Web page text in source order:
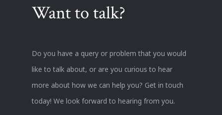
Want to talk?
Do you have a query or problem that you would
like to talk about, or are you curious to hear
more about how we can help you? Get in touch
today! We look forward to hearing from you.